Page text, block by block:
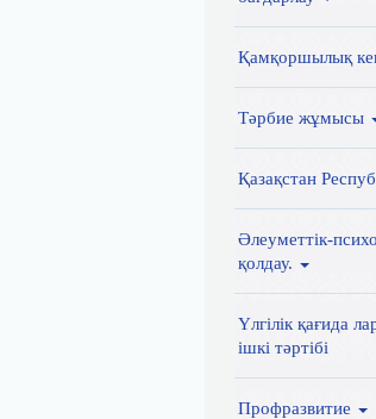
Қамқоршылық
Тәрбие жұмысы
Қазақстан
Әлеуметтік-
қолдау.
Үлгілік қағида
ішкі тәртібі
Профразвитие